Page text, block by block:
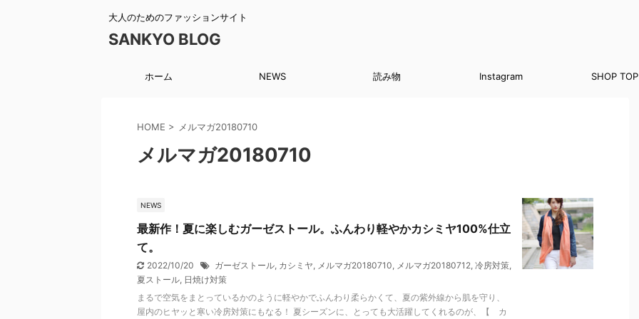
大人のためのファッションサイト
SANKYO BLOG
ホーム NEWS 読み物 Instagram SHOP TOP
HOME > メルマガ20180710
メルマガ20180710
NEWS
最新作！夏に楽しむガーゼストール。ふんわり軽やかカシミヤ100%仕立
て。
2022/10/20 ガーゼストール, カシミヤ, メルマガ20180710, メルマガ20180712, 冷房対策,
夏ストール, 日焼け対策
まるで空気をまとっているかのように軽やかでふんわり柔らかくて、夏の紫外線から肌を守り、
屋内のヒヤッと寒い冷房対策にもなる！ 夏シーズンに、とっても大活躍してくれるのが、【 カ